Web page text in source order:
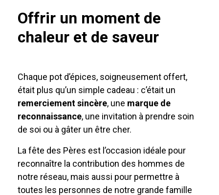
Offrir un moment de
chaleur et de saveur
Chaque pot d’épices, soigneusement offert,
était plus qu’un simple cadeau : c’était un
remerciement sincère, une marque de
reconnaissance, une invitation à prendre soin
de soi ou à gâter un être cher.
La fête des Pères est l’occasion idéale pour
reconnaître la contribution des hommes de
notre réseau, mais aussi pour permettre à
toutes les personnes de notre grande famille